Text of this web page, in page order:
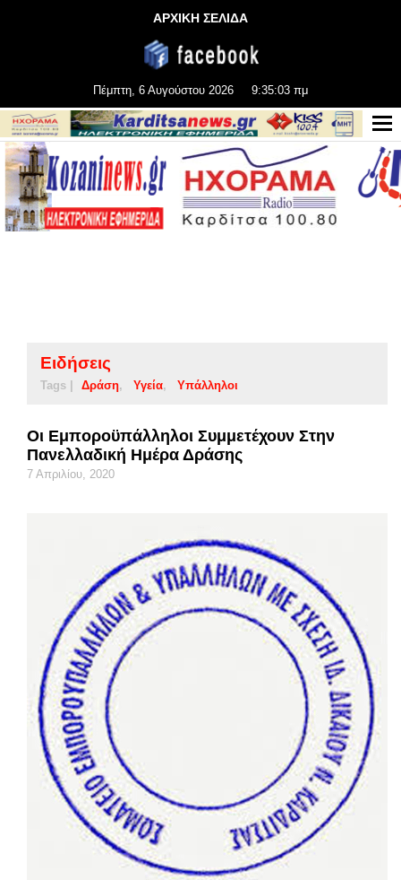
ΑΡΧΙΚΗ ΣΕΛΙΔΑ
Πέμπτη, 6 Αυγούστου 2026 9:35:04 πμ
Ειδήσεις
Tags | Δράση Υγεία Υπάλληλοι
Οι Εμποροϋπάλληλοι Συμμετέχουν Στην
Πανελλαδική Ημέρα Δράσης
7 Απριλίου, 2020